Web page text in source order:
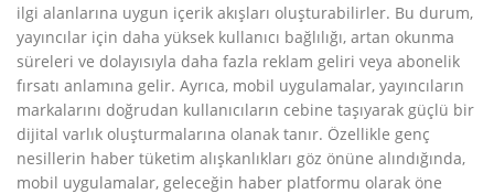
ilgi alanlarına uygun içerik akışları oluşturabilirler. Bu durum,
yayıncılar için daha yüksek kullanıcı bağlılığı, artan okunma
süreleri ve dolayısıyla daha fazla reklam geliri veya abonelik
fırsatı anlamına gelir. Ayrıca, mobil uygulamalar, yayıncıların
markalarını doğrudan kullanıcıların cebine taşıyarak güçlü bir
dijital varlık oluşturmalarına olanak tanır. Özellikle genç
nesillerin haber tüketim alışkanlıkları göz önüne alındığında,
mobil uygulamalar, geleceğin haber platformu olarak öne